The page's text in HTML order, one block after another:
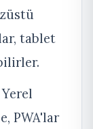
tablet
PWA'lar